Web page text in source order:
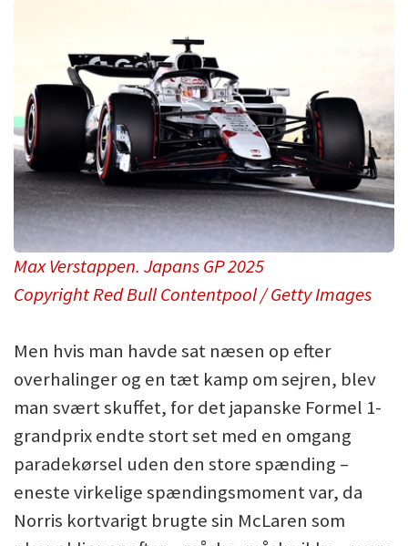
Max Verstappen. Japans GP 2025
Copyright Red Bull Contentpool / Getty Images
Men hvis man havde sat næsen op efter
overhalinger og en tæt kamp om sejren, blev
man svært skuffet, for det japanske Formel 1-
grandprix endte stort set med en omgang
paradekørsel uden den store spænding –
eneste virkelige spændingsmoment var, da
Norris kortvarigt brugte sin McLaren som